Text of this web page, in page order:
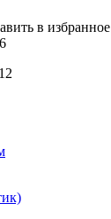
в избранное